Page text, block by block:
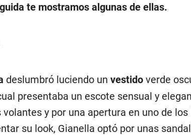
te mostramos algunas de ellas.
deslumbró luciendo un vestidoverde
presentaba un escote sensual y
y por una apertura en uno de los
su look, Gianella optó por unas